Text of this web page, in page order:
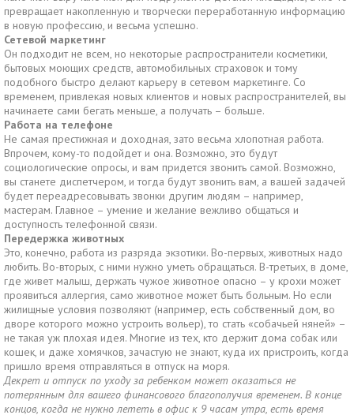
превращает накопленную и творчески переработанную информацию
в новую профессию, и весьма успешно.
Сетевой маркетинг
Он подходит не всем, но некоторые распространители косметики,
бытовых моющих средств, автомобильных страховок и тому
подобного быстро делают карьеру в сетевом маркетинге. Со
временем, привлекая новых клиентов и новых распространителей, вы
начинаете сами бегать меньше, а получать – больше.
Работа на телефоне
Не самая престижная и доходная, зато весьма хлопотная работа.
Впрочем, кому-то подойдет и она. Возможно, это будут
социологические опросы, и вам придется звонить самой. Возможно,
вы станете диспетчером, и тогда будут звонить вам, а вашей задачей
будет переадресовывать звонки другим людям – например,
мастерам. Главное – умение и желание вежливо общаться и
доступность телефонной связи.
Передержка животных
Это, конечно, работа из разряда экзотики. Во-первых, животных надо
любить. Во-вторых, с ними нужно уметь обращаться. В-третьих, в доме,
где живет малыш, держать чужое животное опасно – у крохи может
проявиться аллергия, само животное может быть больным. Но если
жилищные условия позволяют (например, есть собственный дом, во
дворе которого можно устроить вольер), то стать «собачьей няней» –
не такая уж плохая идея. Многие из тех, кто держит дома собак или
кошек, и даже хомячков, зачастую не знают, куда их пристроить, когда
пришло время отправляться в отпуск на моря.
Декрет и отпуск по уходу за ребенком может оказаться не
потерянным для вашего финансового благополучия временем. В конце
концов, когда не нужно лететь в офис к 9 часам утра, есть время